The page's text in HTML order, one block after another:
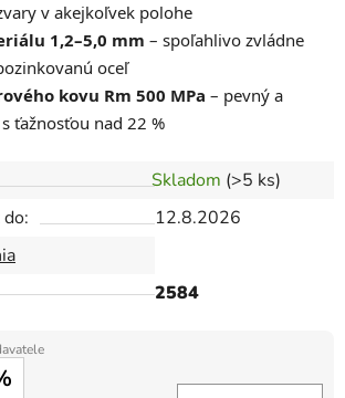
v akejkoľvek polohe
1,2–5,0 mm – spoľahlivo zvládne
oceľ
kovu Rm 500 MPa – pevný a
ťažnosťou nad 22 %
Skladom (>5 ks)
12.8.2026
2584